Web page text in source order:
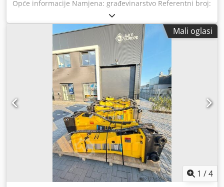
Opće informacije Namjena: građevinarstvo Referentni broj:
2 Težine Sopstvena težina: 750 kg Funkcionalnost
Dimenzije tovarnog prostora: 120 x 80 x 60 cm Dodpfx
Ahjwurv Tjljck CE oznaka: da Održavanje, povijest i stanje
Broj vlasnika: 1 Tehničko stanje: vrlo dobro Vizualno stanje:
vrlo dobro Dodatne informacije Prikladno za sljedeće
strojeve: 10 t - 17 t Uvjeti isporuke: EXW Radni tlak: 140-170
bara Potrebni hidraulični protok: 120 l/min Frekvencija
udaraca: 370-840 Posljednji pregled: 2025-05-05 Zemlja
proizvodnje: DE Dodatne informacije Za više informacija
obratite se Ö. Inalkacu.
Mali oglasi
1 /4